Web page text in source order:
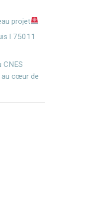
projet
l 75011
CNES
au cœur de